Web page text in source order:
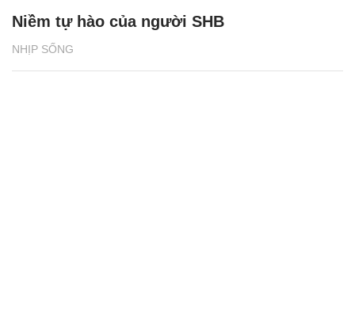
NHỊP SỐNG
Niềm tự hào của người SHB